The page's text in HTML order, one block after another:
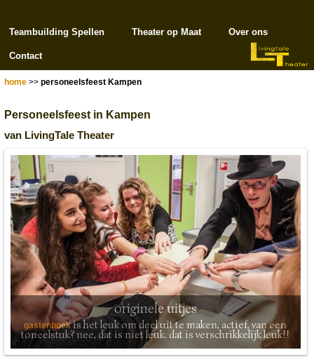
Teambuilding Spellen Theater op Maat Over ons
Contact
home >> personeelsfeest Kampen
Personeelsfeest in Kampen
van LivingTale Theater
originele uitjes
gastenboekis het leuk om deel uit te maken, actief, van een
toneelstuk? nee, dat is niet leuk. dat is verschrikkelijk leuk!!